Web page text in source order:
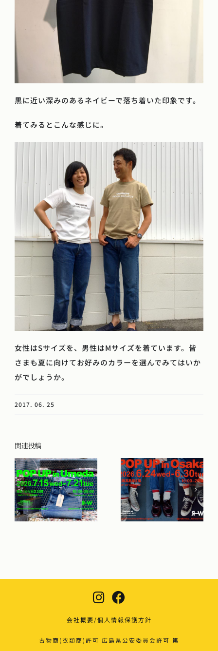
黒に近い深みのあるネイビーで落ち着いた印象です。
着てみるとこんな感じに。
女性はSサイズを、男性はMサイズを着ています。皆
さまも夏に向けてお好みのカラーを選んでみてはいか
がでしょうか。
2017. 06. 25
関連投稿
会社概要/個人情報保護方針
古物商(衣類商)許可 広島県公安委員会許可 第